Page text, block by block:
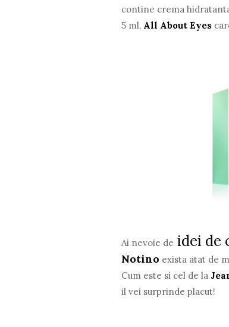
contine crema
5 ml, All About Eyes
Ai nevoie de idei de
Notino exista atat de
Cum este si cel de la
il vei surprinde placut!